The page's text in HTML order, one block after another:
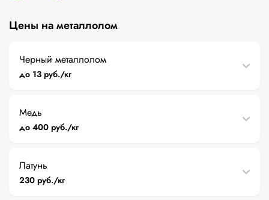
Цены на металлолом
Черный металлолом
до 13 руб./кг
Медь
до 400 руб./кг
Латунь
230 руб./кг